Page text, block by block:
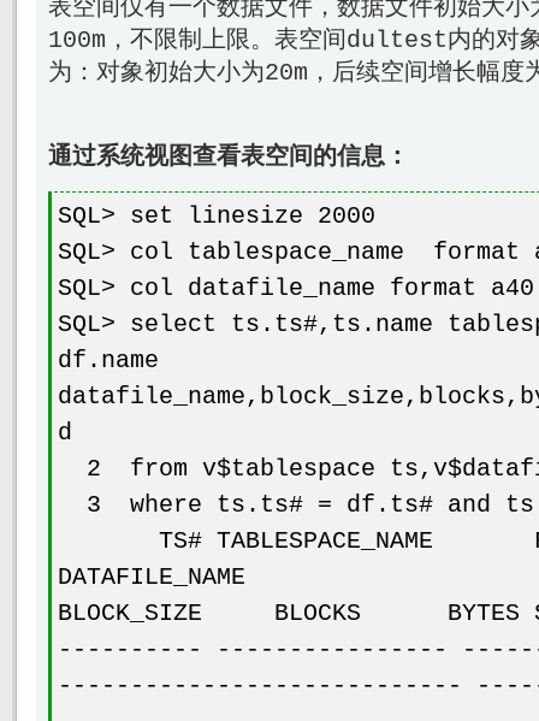
表空间仅有一个数据文件，数据文件初始大
100m，不限制上限。表空间dultest内的对
为：对象初始大小为20m，后续空间增长幅度
通过系统视图查看表空间的信息：
SQL> set linesize 2000
SQL> col tablespace_name format
SQL> col datafile_name format a40
SQL> select ts.ts#,ts.name
df.name
d
2 from v$tablespace
3 where ts.ts# = df.ts# and
TS# TABLESPACE_NAME
BLOCK_SIZE BLOCKS BYTES
---------- ----------------
----------------------------